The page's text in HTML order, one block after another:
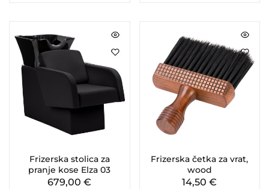
Frizerska stolica za
pranje kose Elza 03
679,00€
Frizerska četka za vrat,
wood
14,50€